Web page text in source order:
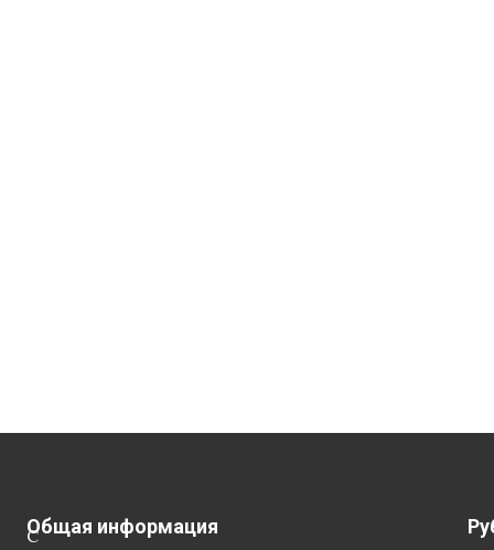
С
Общая информация